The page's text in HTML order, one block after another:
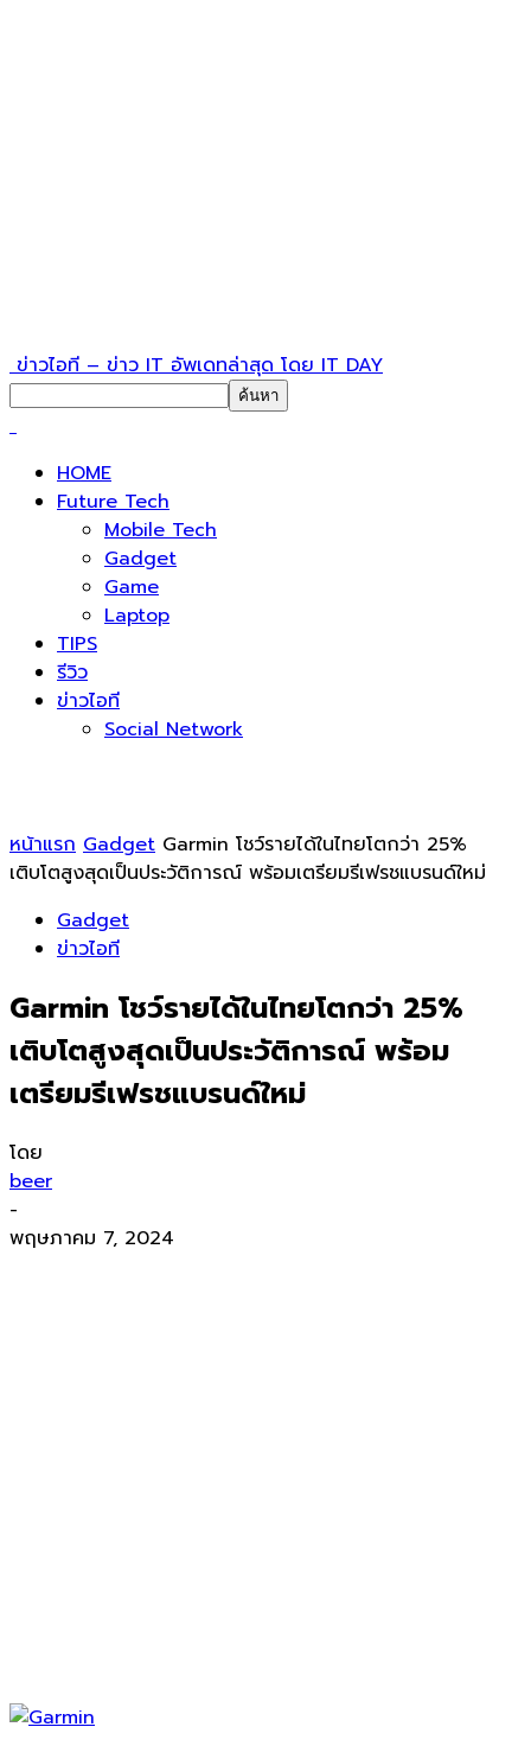
ข่าวไอที – ข่าว IT อัพเดทล่าสุด โดย IT DAY
HOME
Future Tech
Mobile Tech
Gadget
Game
Laptop
TIPS
รีวิว
ข่าวไอที
Social Network
หน้าแรก Gadget Garmin โชว์รายได้ในไทยโตกว่า 25%
เติบโตสูงสุดเป็นประวัติการณ์ พร้อมเตรียมรีเฟรชแบรนด์ใหม่
Gadget
ข่าวไอที
Garmin โชว์รายได้ในไทยโตกว่า 25%
เติบโตสูงสุดเป็นประวัติการณ์ พร้อม
เตรียมรีเฟรชแบรนด์ใหม่
โดย
beer
-
พฤษภาคม 7, 2024